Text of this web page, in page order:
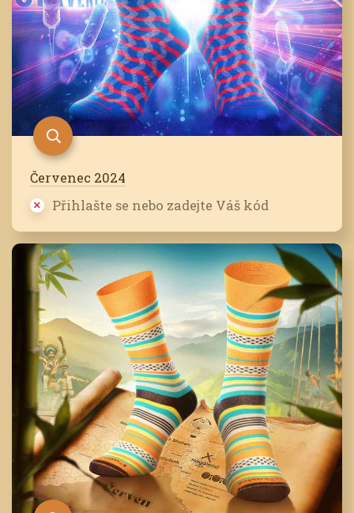
Červenec 2024
Přihlašte se nebo zadejte Váš kód